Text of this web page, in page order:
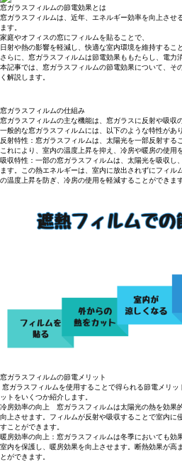
窓ガラスフィルムの節電効果とは
窓ガラスフィルムは、近年、エネルギー効率を向上させ
ます。
家庭やオフィスの窓にフィルムを貼ることで、
日射や熱の影響を軽減し、快適な室内環境を維持するこ
さらに、窓ガラスフィルムは節電効果ももたらし、電力
本記事では、窓ガラスフィルムの節電効果について、そ
く解説します。
窓ガラスフィルムの仕組み
窓ガラスフィルムの主な機能は、窓ガラスに反射や吸収
一般的な窓ガラスフィルムには、以下のような特性があ
反射特性：窓ガラスフィルムは、太陽光を一部反射する
これにより、室内の温度上昇を抑え、冷房や暖房の使用
吸収特性：一部の窓ガラスフィルムは、太陽光を吸収し
ます。この熱エネルギーは、室内に放出されずにフィル
の温度上昇を防ぎ、冷房の使用を軽減することができます
窓ガラスフィルムの節電メリット
窓ガラスフィルムを使用することで得られる節電メリ
ットをいくつか紹介します。
冷房効率の向上 窓ガラスフィルムは太陽光の熱を効果
向上させます。フィルムが反射や吸収することで室内に
すことができます。
暖房効率の向上：窓ガラスフィルムは冬季においても効
室内を保護し、暖房効果を向上させます。断熱効果が高
とができます。